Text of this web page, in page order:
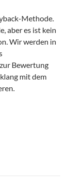
Methode.
aber es ist kein
Wir werden in
Bewertung
mit dem